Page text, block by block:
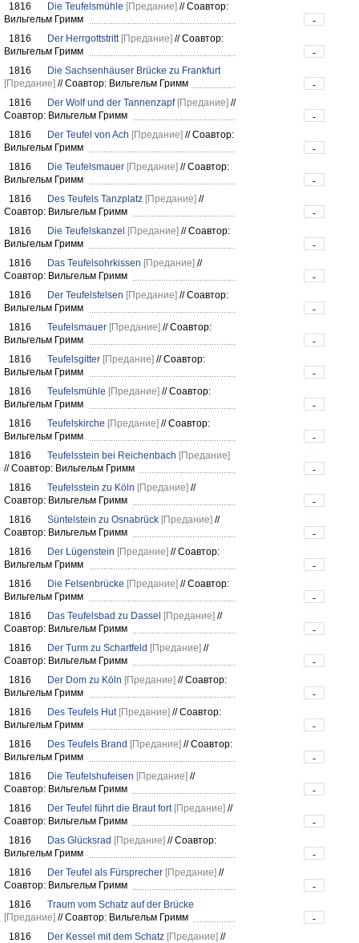
1816
Die Teufelsmühle [Предание] //Соавтор:
Вильгельм Гримм
-
1816
Der Herrgottstritt [Предание] //Соавтор:
Вильгельм Гримм
-
1816
Die Sachsenhäuser Brücke zu Frankfurt
[Предание] //Соавтор: Вильгельм Гримм
-
1816
Der Wolf und der Tannenzapf [Предание] //
Соавтор: Вильгельм Гримм
-
1816
Der Teufel von Ach [Предание] //Соавтор:
Вильгельм Гримм
-
1816
Die Teufelsmauer [Предание] //Соавтор:
Вильгельм Гримм
-
1816
Des Teufels Tanzplatz [Предание] //
Соавтор: Вильгельм Гримм
-
1816
Die Teufelskanzel [Предание] //Соавтор:
Вильгельм Гримм
-
1816
Das Teufelsohrkissen [Предание] //
Соавтор: Вильгельм Гримм
-
1816
Der Teufelsfelsen [Предание] //Соавтор:
Вильгельм Гримм
-
1816
Teufelsmauer [Предание] //Соавтор:
Вильгельм Гримм
-
1816
Teufelsgitter [Предание] //Соавтор:
Вильгельм Гримм
-
1816
Teufelsmühle [Предание] //Соавтор:
Вильгельм Гримм
-
1816
Teufelskirche [Предание] //Соавтор:
Вильгельм Гримм
-
1816
Teufelsstein bei Reichenbach [Предание]
//Соавтор: Вильгельм Гримм
-
1816
Teufelsstein zu Köln [Предание] //
Соавтор: Вильгельм Гримм
-
1816
Süntelstein zu Osnabrück [Предание] //
Соавтор: Вильгельм Гримм
-
1816
Der Lügenstein [Предание] //Соавтор:
Вильгельм Гримм
-
1816
Die Felsenbrücke [Предание] //Соавтор:
Вильгельм Гримм
-
1816
Das Teufelsbad zu Dassel [Предание] //
Соавтор: Вильгельм Гримм
-
1816
Der Turm zu Schartfeld [Предание] //
Соавтор: Вильгельм Гримм
-
1816
Der Dom zu Köln [Предание] //Соавтор:
Вильгельм Гримм
-
1816
Des Teufels Hut [Предание] //Соавтор:
Вильгельм Гримм
-
1816
Des Teufels Brand [Предание] //Соавтор:
Вильгельм Гримм
-
1816
Die Teufelshufeisen [Предание] //
Соавтор: Вильгельм Гримм
-
1816
Der Teufel führt die Braut fort [Предание] //
Соавтор: Вильгельм Гримм
-
1816
Das Glücksrad [Предание] //Соавтор:
Вильгельм Гримм
-
1816
Der Teufel als Fürsprecher [Предание] //
Соавтор: Вильгельм Гримм
-
1816
Traum vom Schatz auf der Brücke
[Предание] //Соавтор: Вильгельм Гримм
-
1816
Der Kessel mit dem Schatz [Предание] //